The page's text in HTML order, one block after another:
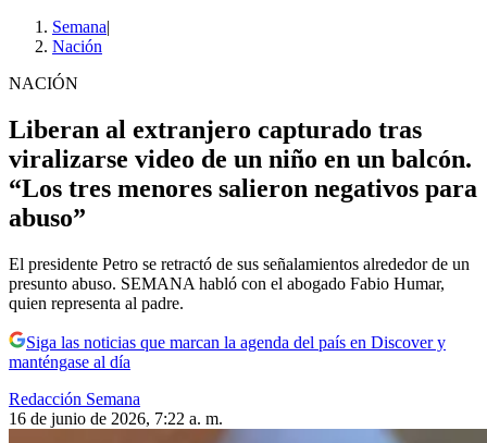
Semana|
Nación
NACIÓN
Liberan al extranjero capturado tras
viralizarse video de un niño en un balcón.
“Los tres menores salieron negativos para
abuso”
El presidente Petro se retractó de sus señalamientos alrededor de un
presunto abuso. SEMANA habló con el abogado Fabio Humar,
quien representa al padre.
Siga las noticias que marcan la agenda del país en Discover y
manténgase al día
Redacción Semana
16 de junio de 2026, 7:22 a. m.